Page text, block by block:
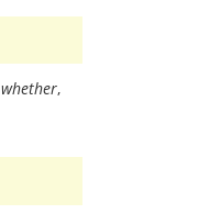
whether,